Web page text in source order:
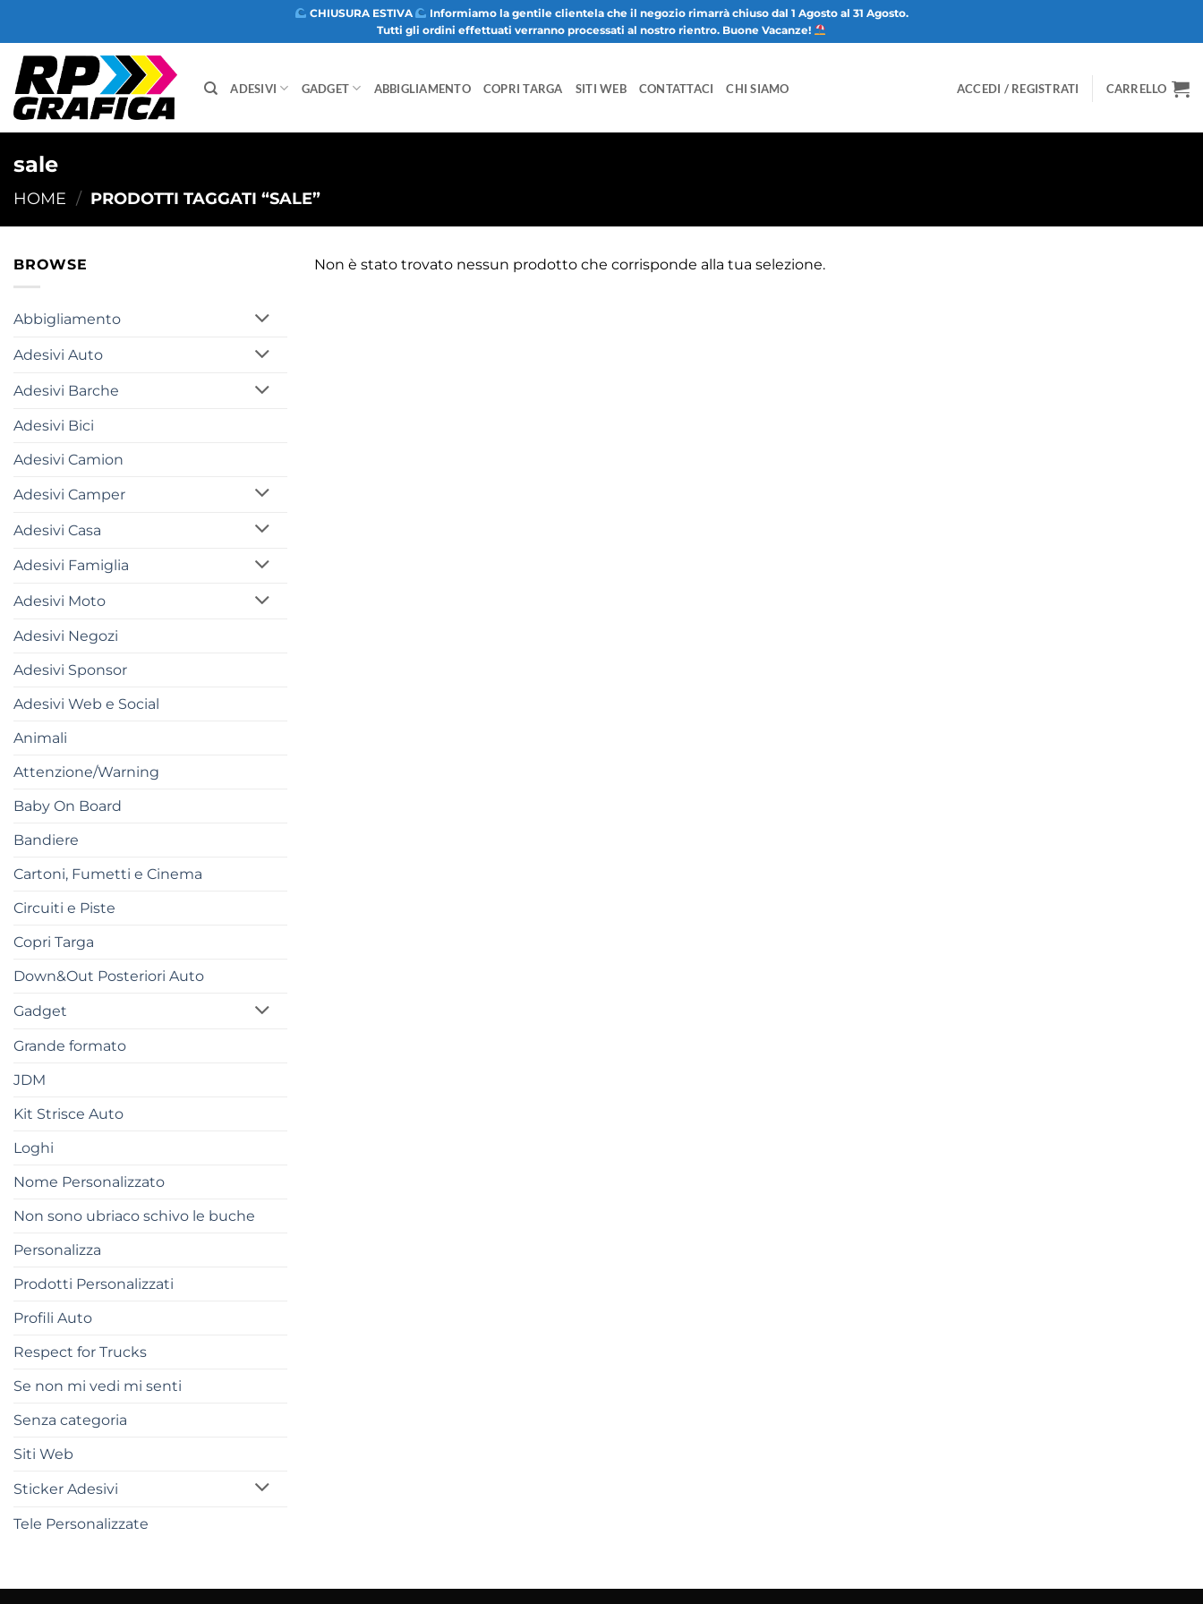
contenuti
CHIUSURA ESTIVA
Informiamo la gentile clientela che il negozio rimarrà chiuso dal 1 Agosto al 31 Agosto.
Tutti gli ordini effettuati verranno processati al nostro rientro. Buone Vacanze!
ADESIVI GADGET ABBIGLIAMENTO COPRI TARGA SITI WEB CONTATTACI CHI SIAMO ACCEDI / REGISTRATI CARRELLO
sale
HOME / PRODOTTI TAGGATI “SALE”
BROWSE
Abbigliamento
Adesivi Auto
Adesivi Barche
Adesivi Bici
Adesivi Camion
Adesivi Camper
Adesivi Casa
Adesivi Famiglia
Adesivi Moto
Adesivi Negozi
Adesivi Sponsor
Adesivi Web e Social
Animali
Attenzione/Warning
Baby On Board
Bandiere
Cartoni, Fumetti e Cinema
Circuiti e Piste
Copri Targa
Down&Out Posteriori Auto
Gadget
Grande formato
JDM
Kit Strisce Auto
Loghi
Nome Personalizzato
Non sono ubriaco schivo le buche
Personalizza
Prodotti Personalizzati
Profili Auto
Respect for Trucks
Se non mi vedi mi senti
Senza categoria
Siti Web
Sticker Adesivi
Tele Personalizzate
Non è stato trovato nessun prodotto che corrisponde alla tua selezione.